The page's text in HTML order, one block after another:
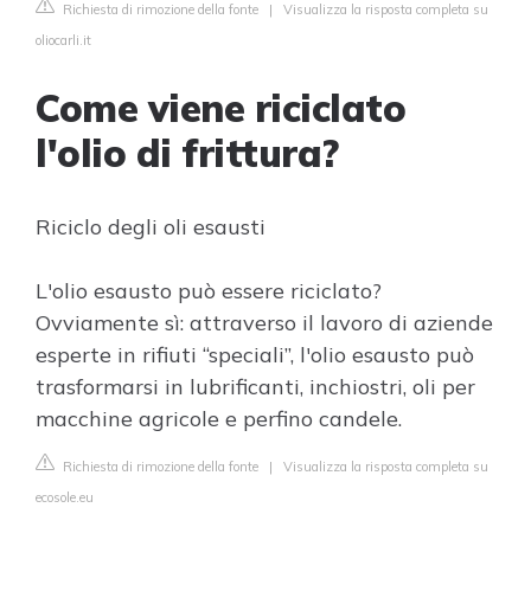
Richiesta di rimozione della fonte | Visualizza la risposta completa su
oliocarli.it
Come viene riciclato
l'olio di frittura?
Riciclo degli oli esausti
L'olio esausto può essere riciclato?
Ovviamente sì: attraverso il lavoro di aziende
esperte in rifiuti “speciali”, l'olio esausto può
trasformarsi in lubrificanti, inchiostri, oli per
macchine agricole e perfino candele.
Richiesta di rimozione della fonte | Visualizza la risposta completa su
ecosole.eu